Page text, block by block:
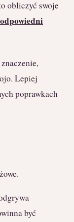
obliczyć swoje
Lepiej
poprawkach
być